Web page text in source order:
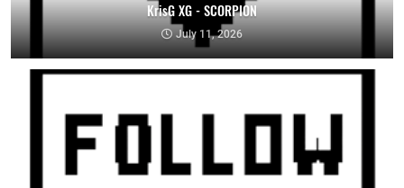
KrisG XG - SCORPION
July 11, 2026